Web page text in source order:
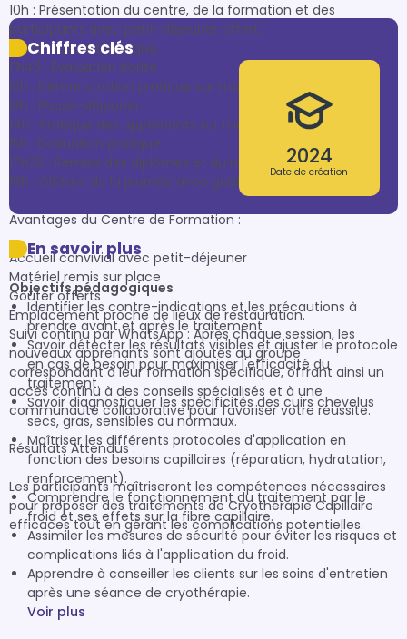
10h : Présentation du centre, de la formation et des
participants avec petit-déjeuner offert.
10h30 : Cours théorique.
11h45 : Évaluation écrite
12h : Démonstration pratique sur modèle.
13h : Pause-déjeuner.
14h : Pratique des apprenants sur modèles.
15h : Évaluation pratique
17h30 : Remise des diplômes et du matériel.
18h : Clôture de la journée avec goûter offert.
Avantages du Centre de Formation :
Accueil convivial avec petit-déjeuner
Matériel remis sur place
Goûter offerts
Emplacement proche de lieux de restauration.
Suivi continu par WhatsApp : Après chaque session, les
nouveaux apprenants sont ajoutés au groupe
correspondant à leur formation spécifique, offrant ainsi un
accès continu à des conseils spécialisés et à une
communauté collaborative pour favoriser votre réussite.
Résultats Attendus :
Les participants maîtriseront les compétences nécessaires
pour proposer des traitements de Cryothérapie Capillaire
efficaces tout en gérant les complications potentielles.
Chiffres clés
2024
Date de création
En savoir plus
Objectifs pédagogiques
Identifier les contre-indications et les précautions à
prendre avant et après le traitement
Savoir détecter les résultats visibles et ajuster le protocole
en cas de besoin pour maximiser l'efficacité du
traitement.
Savoir diagnostiquer les spécificités des cuirs chevelus
secs, gras, sensibles ou normaux.
Maîtriser les différents protocoles d'application en
fonction des besoins capillaires (réparation, hydratation,
renforcement).
Comprendre le fonctionnement du traitement par le
froid et ses effets sur la fibre capillaire.
Assimiler les mesures de sécurité pour éviter les risques et
complications liés à l'application du froid.
Apprendre à conseiller les clients sur les soins d'entretien
après une séance de cryothérapie.
Voir plus